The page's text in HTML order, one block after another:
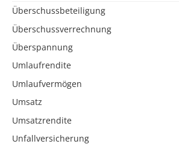
Überschussbeteiligung
Überschussverrechnung
Überspannung
Umlaufrendite
Umlaufvermögen
Umsatz
Umsatzrendite
Unfallversicherung